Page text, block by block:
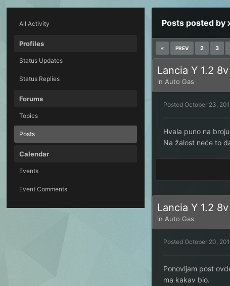
All Activity
Profiles
Status Updates
Status Replies
Forums
Topics
Posts
Calendar
Events
Event Comments
Posts posted by
PREV 2 3
Lancia Y 1.2
in Auto Gas
PostedOctober 23,
Hvala puno na
Na žalost neće to
Lancia Y 1.2
in Auto Gas
PostedOctober 20,
Ponovljam post
ma kakav bio.